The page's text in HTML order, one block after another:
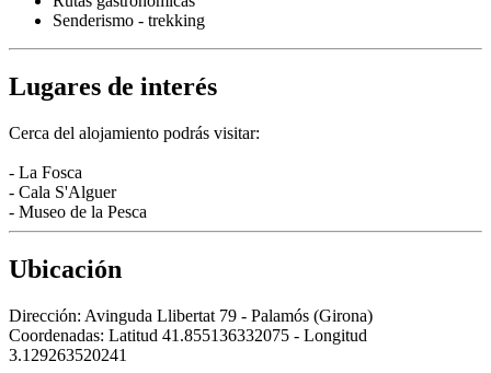
Senderismo - trekking
Lugares de interés
Cerca del alojamiento podrás visitar:
- La Fosca
- Cala S'Alguer
- Museo de la Pesca
Ubicación
Dirección: Avinguda Llibertat 79 - Palamós (Girona)
Coordenadas: Latitud 41.855136332075 - Longitud
3.129263520241